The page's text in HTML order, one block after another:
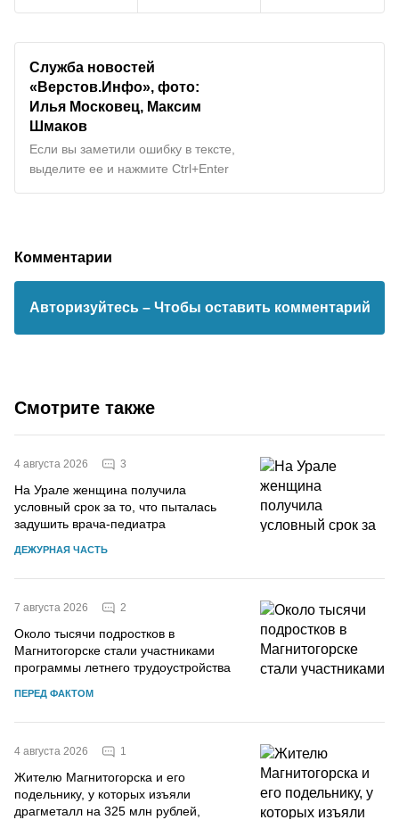
Служба новостей
«Верстов.Инфо», фото:
Илья Московец, Максим
Шмаков
Если вы заметили ошибку в тексте,
выделите ее и нажмите Ctrl+Enter
Комментарии
Авторизуйтесь – Чтобы оставить комментарий
Смотрите также
4 августа 2026 3
На Урале женщина получила
условный срок за то, что пыталась
задушить врача-педиатра
ДЕЖУРНАЯ ЧАСТЬ
7 августа 2026 2
Около тысячи подростков в
Магнитогорске стали участниками
программы летнего трудоустройства
ПЕРЕД ФАКТОМ
4 августа 2026 1
Жителю Магнитогорска и его
подельнику, у которых изъяли
драгметалл на 325 млн рублей,